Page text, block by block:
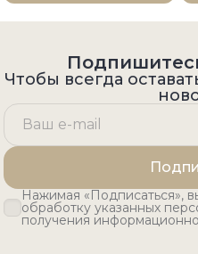
Чтобы всегда
Нажимая «Подписаться»,
обработку указанных
получения